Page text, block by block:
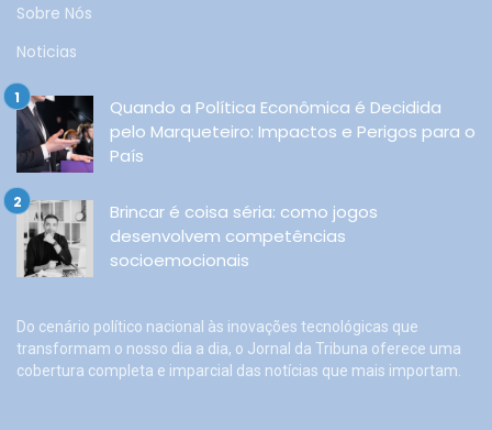
Sobre Nós
Noticias
Quando a Política Econômica é Decidida
pelo Marqueteiro: Impactos e Perigos para o
País
Brincar é coisa séria: como jogos
desenvolvem competências
socioemocionais
Do cenário político nacional às inovações tecnológicas que
transformam o nosso dia a dia, o Jornal da Tribuna oferece uma
cobertura completa e imparcial das notícias que mais importam.